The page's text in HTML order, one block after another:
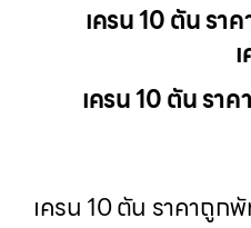
เครน 10 ตัน รา
เครน 10 ตัน รา
เครน 10 ตัน ราคาถูก